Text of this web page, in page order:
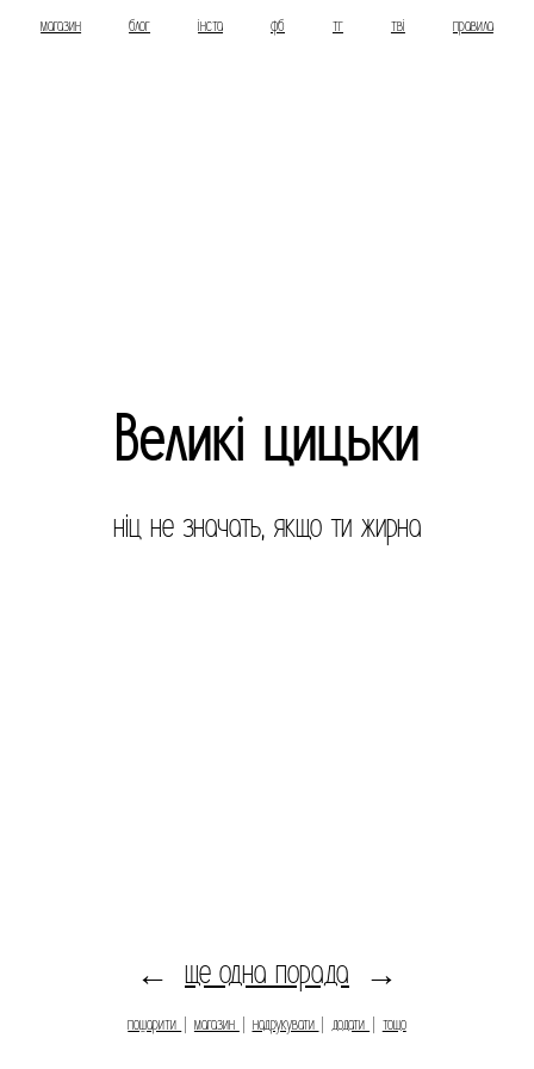
магазин блог інста фб тг тві правила
Великі цицьки
ніц не значать, якщо ти жирна
← ще одна порада →
пошарити магазин надрукувати додати тощо